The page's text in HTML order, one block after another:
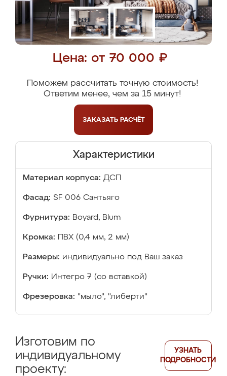
Цена: от 70 000 ₽
Поможем рассчитать точную стоимость!
Ответим менее, чем за 15 минут!
ЗАКАЗАТЬ РАСЧЁТ
Характеристики
Материал корпуса: ДСП
Фасад: SF 006 Сантьяго
Фурнитура: Boyard, Blum
Кромка: ПВХ (0,4 мм, 2 мм)
Размеры: индивидуально под Ваш заказ
Ручки: Интегро 7 (со вставкой)
Фрезеровка: "мыло", "либерти"
Изготовим по
индивидуальному
проекту:
УЗНАТЬ
ПОДРОБНОСТИ